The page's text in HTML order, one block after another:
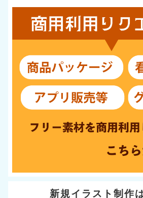
新規イラスト制作